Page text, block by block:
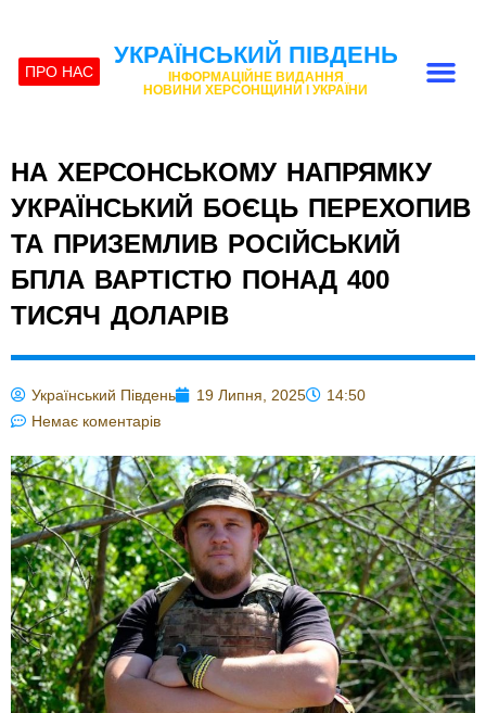
ПРО НАС
УКРАЇНСЬКИЙ ПІВДЕНЬ
ІНФОРМАЦІЙНЕ ВИДАННЯ
НОВИНИ ХЕРСОНЩИНИ І УКРАЇНИ
НА ХЕРСОНСЬКОМУ НАПРЯМКУ
УКРАЇНСЬКИЙ БОЄЦЬ ПЕРЕХОПИВ
ТА ПРИЗЕМЛИВ РОСІЙСЬКИЙ
БПЛА ВАРТІСТЮ ПОНАД 400
ТИСЯЧ ДОЛАРІВ
Український Південь 19 Липня, 2025
14:50
Немає коментарів